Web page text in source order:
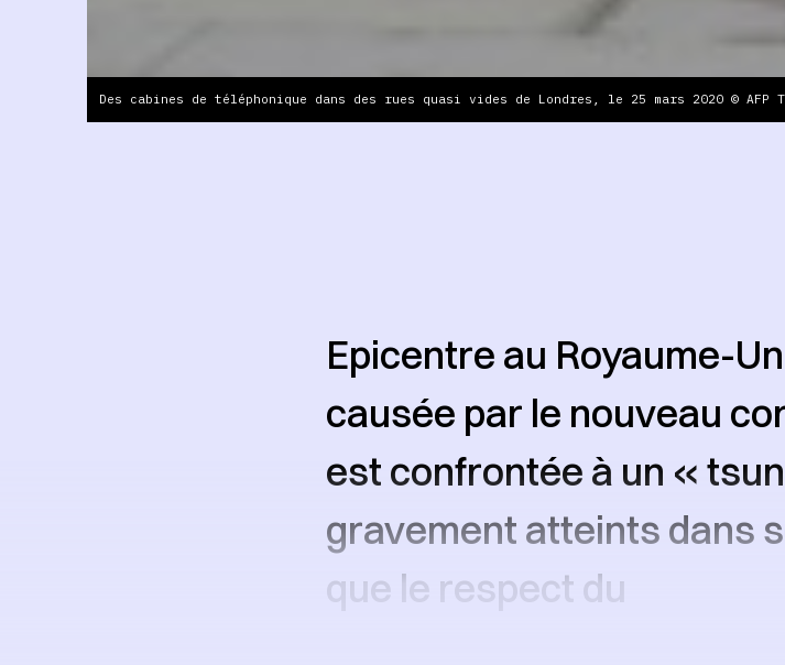
Des cabines de téléphonique dans des rues quasi vides de Londres, le 25 mars 2020 © AFP
Epicentre au Royaume-
causée par le nouveau
est confrontée à un «
gravement atteints dans
que le respect du